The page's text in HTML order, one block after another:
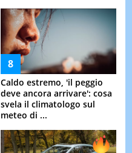
Caldo estremo, 'il peggio
deve ancora arrivare': cosa
svela il climatologo sul
meteo di ...